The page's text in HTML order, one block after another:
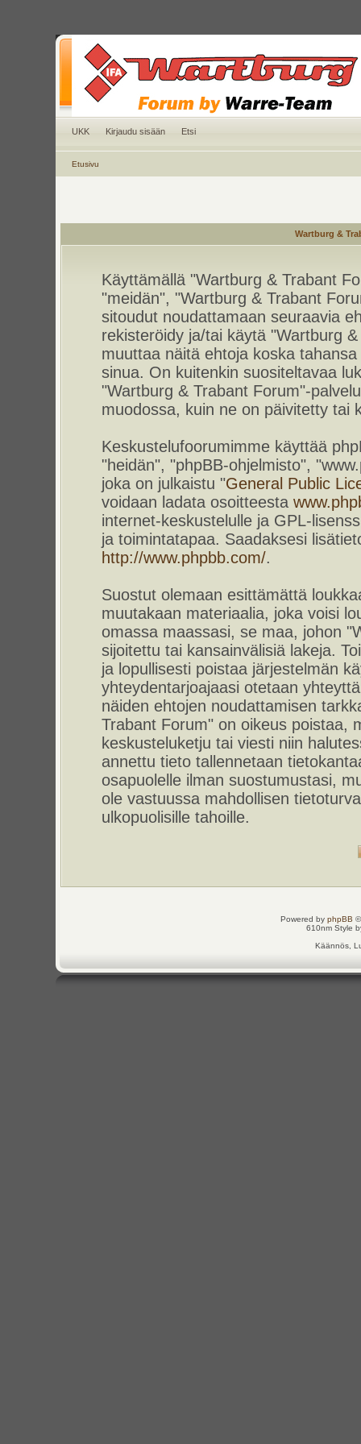
UKK Kirjaudu sisään Etsi
Etusivu
Wartburg &
Käyttämällä "Wartburg & Trabant
"meidän", "Wartburg & Trabant
sitoudut noudattamaan seuraavia
rekisteröidy ja/tai käytä "Wartburg
muuttaa näitä ehtoja koska
sinua. On kuitenkin suositeltavaa
"Wartburg & Trabant Forum"-
muodossa, kuin ne on päivitetty tai
Keskustelufoorumimme käyttää
"heidän", "phpBB-ohjelmisto",
joka on julkaistu "General Public
voidaan ladata osoitteesta
internet-keskustelulle ja GPL-
ja toimintatapaa. Saadaksesi
http://www.phpbb.com/.
Suostut olemaan esittämättä
muutakaan materiaalia, joka voisi
omassa maassasi, se maa, johon
sijoitettu tai kansainvälisiä lakeja.
ja lopullisesti poistaa järjestelmän
yhteydentarjoajaasi otetaan
näiden ehtojen noudattamisen
Trabant Forum" on oikeus poistaa,
keskusteluketju tai viesti niin
annettu tieto tallennetaan
osapuolelle ilman suostumustasi,
ole vastuussa mahdollisen
ulkopuolisille tahoille.
Powered by phpBB
610nm Style
Käännös,